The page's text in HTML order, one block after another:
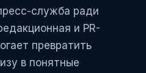
служба ради
и PR-
превратить
в понятные